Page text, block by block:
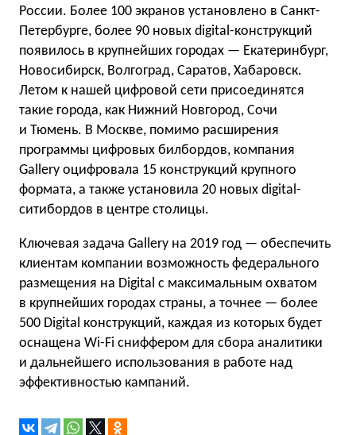
России. Более 100 экранов установлено в Санкт-
Петербурге, более 90 новых digital-конструкций
появилось в крупнейших городах — Екатеринбург,
Новосибирск, Волгоград, Саратов, Хабаровск.
Летом к нашей цифровой сети присоединятся
такие города, как Нижний Новгород, Сочи
и Тюмень. В Москве, помимо расширения
программы цифровых билбордов, компания
Gallery оцифровала 15 конструкций крупного
формата, а также установила 20 новых digital-
ситибордов в центре столицы.
Ключевая задача Gallery на 2019 год — обеспечить
клиентам компании возможность федерального
размещения на Digital с максимальным охватом
в крупнейших городах страны, а точнее — более
500 Digital конструкций, каждая из которых будет
оснащена Wi-Fi сниффером для сбора аналитики
и дальнейшего использования в работе над
эффективностью кампаний.